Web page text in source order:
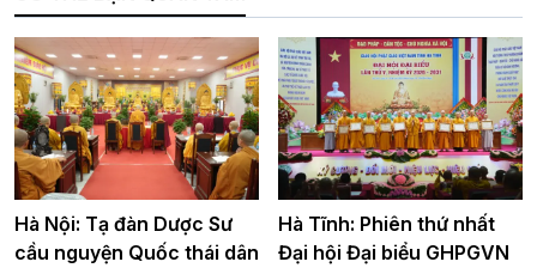
Hà Nội: Tạ đàn Dược Sư
cầu nguyện Quốc thái dân
Hà Tĩnh: Phiên thứ nhất
Đại hội Đại biểu GHPGVN